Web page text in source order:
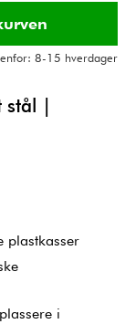
8-15 hverdager
stål |
plastkasser
i